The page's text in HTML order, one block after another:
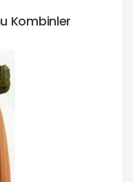
Kombinler